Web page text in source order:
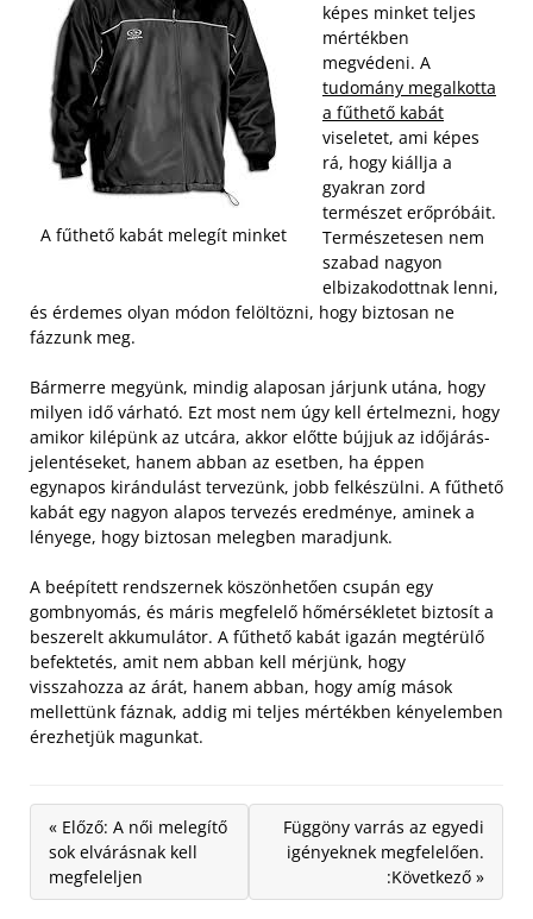
A fűthető kabát melegít minket
képes minket teljes
mértékben
megvédeni. A
tudomány megalkotta
a fűthető kabát
viseletet, ami képes
rá, hogy kiállja a
gyakran zord
természet erőpróbáit.
Természetesen nem
szabad nagyon
elbizakodottnak lenni,
és érdemes olyan módon felöltözni, hogy biztosan ne
fázzunk meg.
Bármerre megyünk, mindig alaposan járjunk utána, hogy
milyen idő várható. Ezt most nem úgy kell értelmezni, hogy
amikor kilépünk az utcára, akkor előtte bújjuk az időjárás-
jelentéseket, hanem abban az esetben, ha éppen
egynapos kirándulást tervezünk, jobb felkészülni. A fűthető
kabát egy nagyon alapos tervezés eredménye, aminek a
lényege, hogy biztosan melegben maradjunk.
A beépített rendszernek köszönhetően csupán egy
gombnyomás, és máris megfelelő hőmérsékletet biztosít a
beszerelt akkumulátor. A fűthető kabát igazán megtérülő
befektetés, amit nem abban kell mérjünk, hogy
visszahozza az árát, hanem abban, hogy amíg mások
mellettünk fáznak, addig mi teljes mértékben kényelemben
érezhetjük magunkat.
« Előző: A női melegítő
sok elvárásnak kell
megfeleljen
Függöny varrás az egyedi
igényeknek megfelelően.
:Következő »